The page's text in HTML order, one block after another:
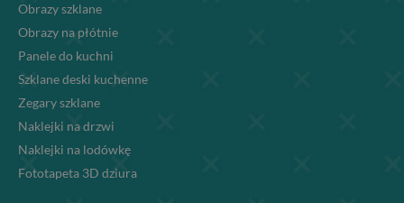
Obrazy szklane
Obrazy na płótnie
Panele do kuchni
Szklane deski kuchenne
Zegary szklane
Naklejki na drzwi
Naklejki na lodówkę
Fototapeta 3D dziura